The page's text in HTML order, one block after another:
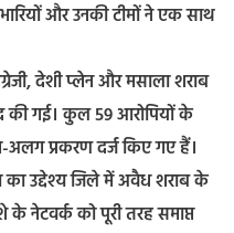
और उनकी टीमों ने एक साथ
देशी प्लेन और मसाला शराब
की गई। कुल 59 आरोपियों के
प्रकरण दर्ज किए गए हैं।
उद्देश्य जिले में अवैध शराब के
के नेटवर्क को पूरी तरह समाप्त